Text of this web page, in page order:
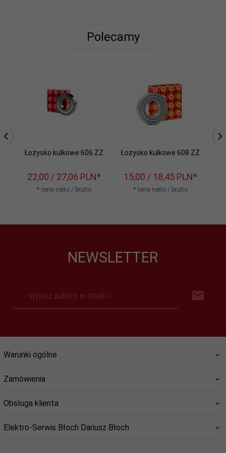
Polecamy
Łożysko kulkowe 606 ZZ
22,00 / 27,06 PLN*
* cena netto / brutto
Łożysko kulkowe 608 ZZ
15,00 / 18,45 PLN*
* cena netto / brutto
NEWSLETTER
-- wpisz adres e-mail --
Warunki ogólne
Zamówienia
Obsługa klienta
Elektro-Serwis Błoch Dariusz Błoch